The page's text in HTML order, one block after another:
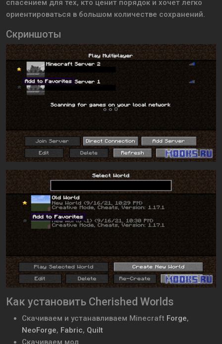
спасением для тех, кто ценит порядок и хочет легко
ориентироваться в большом количестве сохранений.
Скриншоты
Как установить Cherished Worlds
Скачиваем и устанавливаем Minecraft Forge,
NeoForge, Fabric, Quilt
Скачиваем мод